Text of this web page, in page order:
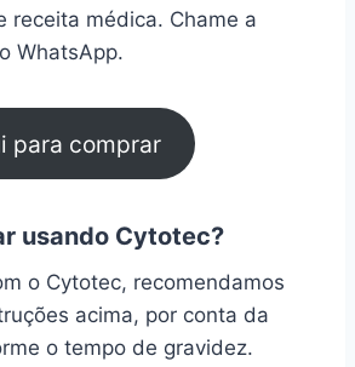
receita médica. Chame a
WhatsApp.
para comprar
usando Cytotec?
o Cytotec, recomendamos
acima, por conta da
o tempo de gravidez.